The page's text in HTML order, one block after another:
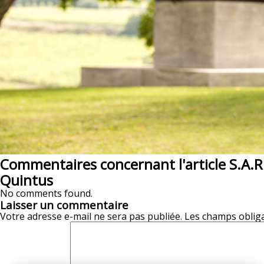
Commentaires concernant l'article
Quintus
No comments found.
Laisser un commentaire
Votre adresse e-mail ne sera pas publiée. Les champs